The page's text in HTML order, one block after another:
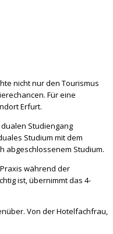
nicht nur den Tourismus
Für eine
Erfurt.
Studiengang
Studium mit dem
abgeschlossenem Studium.
während der
ist, übernimmt das 4-
Von der Hotelfachfrau,